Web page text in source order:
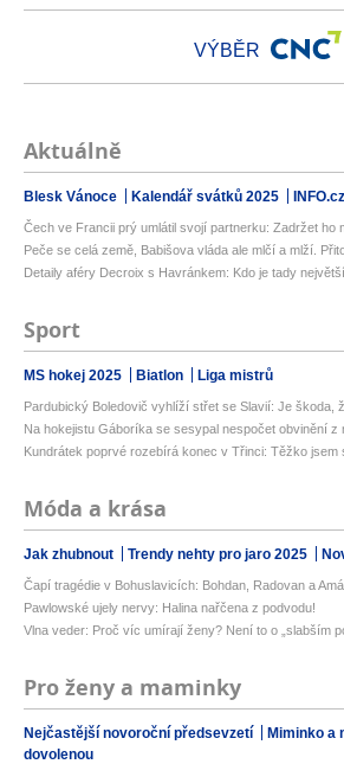
VÝBĚR
Aktuálně
Blesk Vánoce Kalendář svátků 2025 INFO.cz
Čech ve Francii prý umlátil svojí partnerku: Zadržet ho
Peče se celá země, Babišova vláda ale mlčí a mlží.
Detaily aféry Decroix s Havránkem: Kdo je tady
Sport
MS hokej 2025 Biatlon Liga mistrů
Pardubický Boledovič vyhlíží střet se Slavií: Je škoda,
Na hokejistu Gáboríka se sesypal nespočet obvinění z
Kundrátek poprvé rozebírá konec v Třinci: Těžko jsem
Móda a krása
Jak zhubnout Trendy nehty pro jaro 2025
Čapí tragédie v Bohuslavicích: Bohdan, Radovan a
Pawlowské ujely nervy: Halina nařčena z podvodu!
Vlna veder: Proč víc umírají ženy? Není to o „slabším
Pro ženy a maminky
Nejčastější novoroční předsevzetí Miminko a
dovolenou